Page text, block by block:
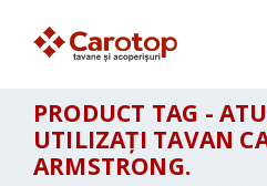
PRODUCT TAG -
UTILIZAȚI TAVAN
ARMSTRONG.